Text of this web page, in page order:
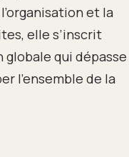
et la
elle s’inscrit
globale qui dépasse
l’ensemble de la